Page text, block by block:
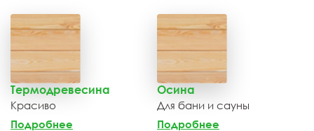
Термодревесина
Красиво
Подробнее
Осина
Для бани и сауны
Подробнее